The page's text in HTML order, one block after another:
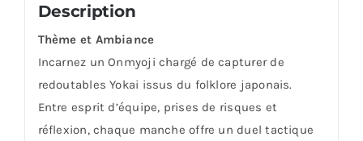
Description
Thème et Ambiance
Incarnez un Onmyoji chargé de capturer de
redoutables Yokai issus du folklore japonais.
Entre esprit d’équipe, prises de risques et
réflexion, chaque manche offre un duel tactique